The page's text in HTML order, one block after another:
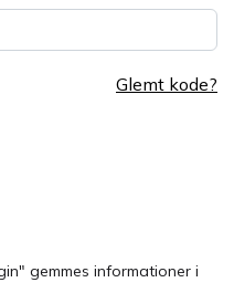
Glemt kode?
gemmes informationer i